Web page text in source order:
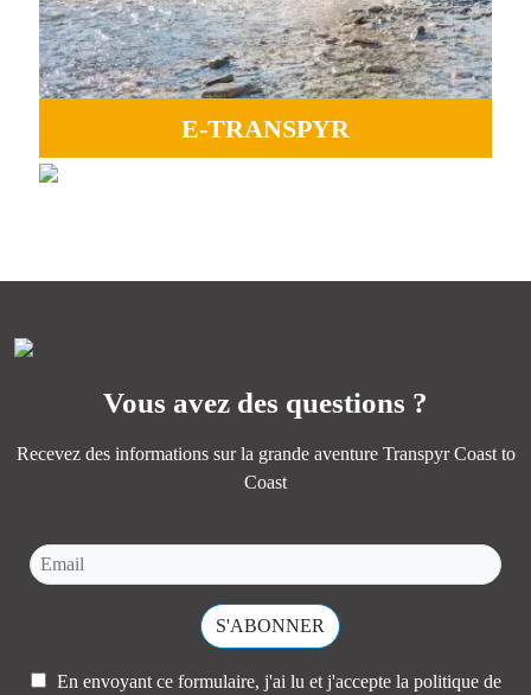
E-TRANSPYR
Idéal pour profiter de tous les paysages, de la camaraderie
PLUS D'INFORMATIONS
GRAVEL
Vous avez des questions ?
Recevez des informations sur la grande aventure Transpyr Coast to
Coast
En envoyant ce formulaire, j'ai lu et j'accepte la politique de